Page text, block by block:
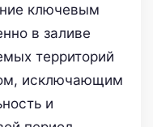
ключевым
в заливе
территорий
исключающим
и